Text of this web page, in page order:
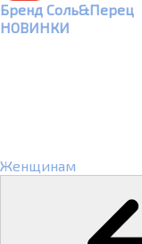
Бренд Соль&Перец
НОВИНКИ
Женщинам